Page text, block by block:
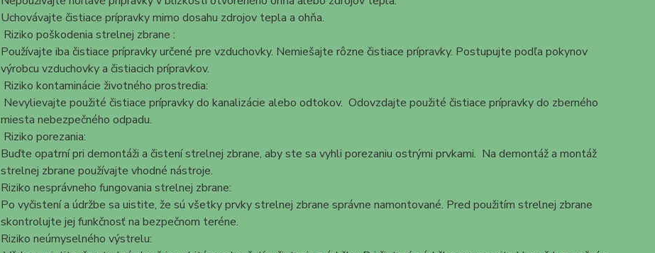
Uchovávajte čistiace prípravky mimo dosahu zdrojov tepla a ohňa.
Riziko poškodenia strelnej zbrane :
Používajte iba čistiace prípravky určené pre vzduchovky. Nemiešajte rôzne čistiace prípravky. Postupujte podľa pokynov
výrobcu vzduchovky a čistiacich prípravkov.
Riziko kontaminácie životného prostredia:
Nevylievajte použité čistiace prípravky do kanalizácie alebo odtokov. Odovzdajte použité čistiace prípravky do zberného
miesta nebezpečného odpadu.
Riziko porezania:
Buďte opatrní pri demontáži a čistení strelnej zbrane, aby ste sa vyhli porezaniu ostrými prvkami. Na demontáž a montáž
strelnej zbrane používajte vhodné nástroje.
Riziko nesprávneho fungovania strelnej zbrane:
Po vyčistení a údržbe sa uistite, že sú všetky prvky strelnej zbrane správne namontované. Pred použitím strelnej zbrane
skontrolujte jej funkčnosť na bezpečnom teréne.
Riziko neúmyselného výstrelu: